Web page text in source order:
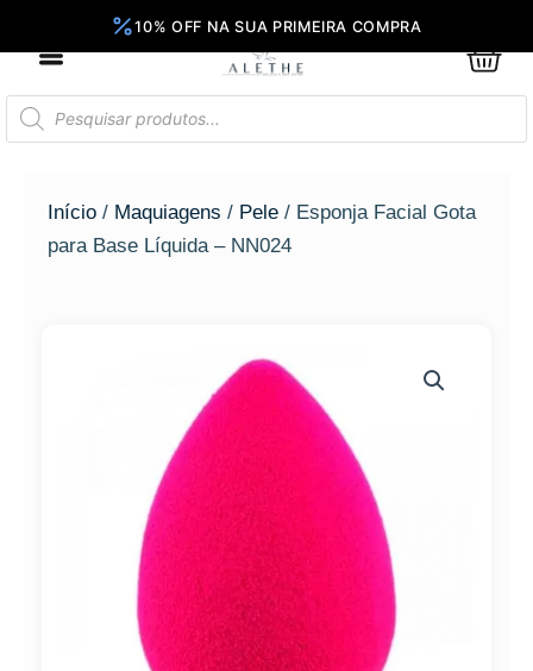
conteúdo
Pesquisar
produtos
Início / Maquiagens / Pele / Esponja Facial Gota
para Base Líquida – NN024